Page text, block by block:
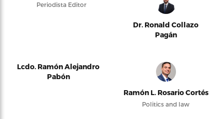
Periodista Editor
Dr. Ronald Collazo
Pagán
Lcdo. Ramón Alejandro
Pabón
Ramón L. Rosario Cortés
Politics and law